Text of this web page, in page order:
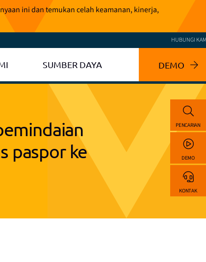
ini dan temukan celah keamanan, kinerja,
HUBUNGI
SUMBER DAYA DEMO
paspor ke
PENCARIAN
DEMO
KONTAK